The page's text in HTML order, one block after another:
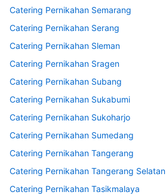
Catering Pernikahan Semarang
Catering Pernikahan Serang
Catering Pernikahan Sleman
Catering Pernikahan Sragen
Catering Pernikahan Subang
Catering Pernikahan Sukabumi
Catering Pernikahan Sukoharjo
Catering Pernikahan Sumedang
Catering Pernikahan Tangerang
Catering Pernikahan Tangerang Selatan
Catering Pernikahan Tasikmalaya